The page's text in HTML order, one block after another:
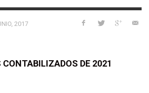
2017
CONTABILIZADOS DE 2021